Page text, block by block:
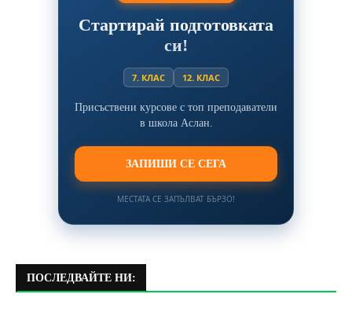
Стартирай подготовката
си!
7. КЛАС 12. КЛАС
Присъствени курсове с топ преподаватели
в школа Аслан.
ЗАПИШИ СЕ СЕГА
МЕСТАТА СЕ ЗАПЪЛВАТ БЪРЗО!
ПОСЛЕДВАЙТЕ НИ: